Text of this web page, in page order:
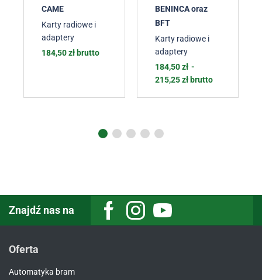
CAME
Karty radiowe i
adaptery
184,50zł brutto
BENINCA oraz
BFT
Karty radiowe i
adaptery
184,50zł -
215,25zł brutto
Znajdź nas na
Oferta
Automatyka bram